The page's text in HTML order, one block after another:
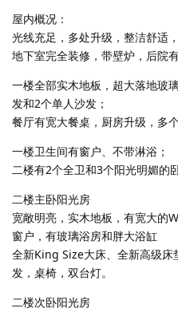
屋内概况：
光线充足，多处升级，整洁舒适，
地下室完全装修，带壁炉，后院
一楼全部实木地板，超大落地玻
发和2个单人沙发；
餐厅有宽大餐桌，厨房升级，多个
一楼卫生间有窗户、不带淋浴；
二楼有2个全卫和3个阳光明媚的
二楼主卧阳光房
宽敞明亮，实木地板，有宽大的
窗户，有玻璃浴房和胖大浴缸
全新King Size大床、全新高级
发，桌椅，双台灯。
二楼次卧阳光房